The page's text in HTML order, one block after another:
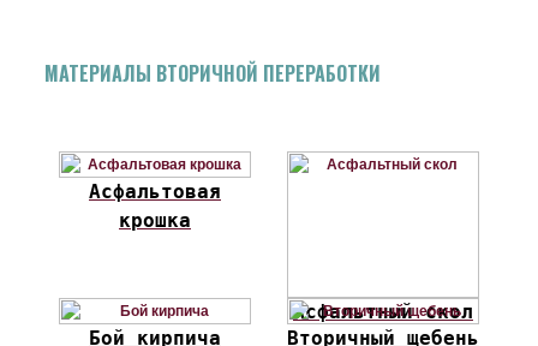
МАТЕРИАЛЫ ВТОРИЧНОЙ ПЕРЕРАБОТКИ
Асфальтовая
крошка
Асфальтный скол
Бой кирпича
Вторичный щебень